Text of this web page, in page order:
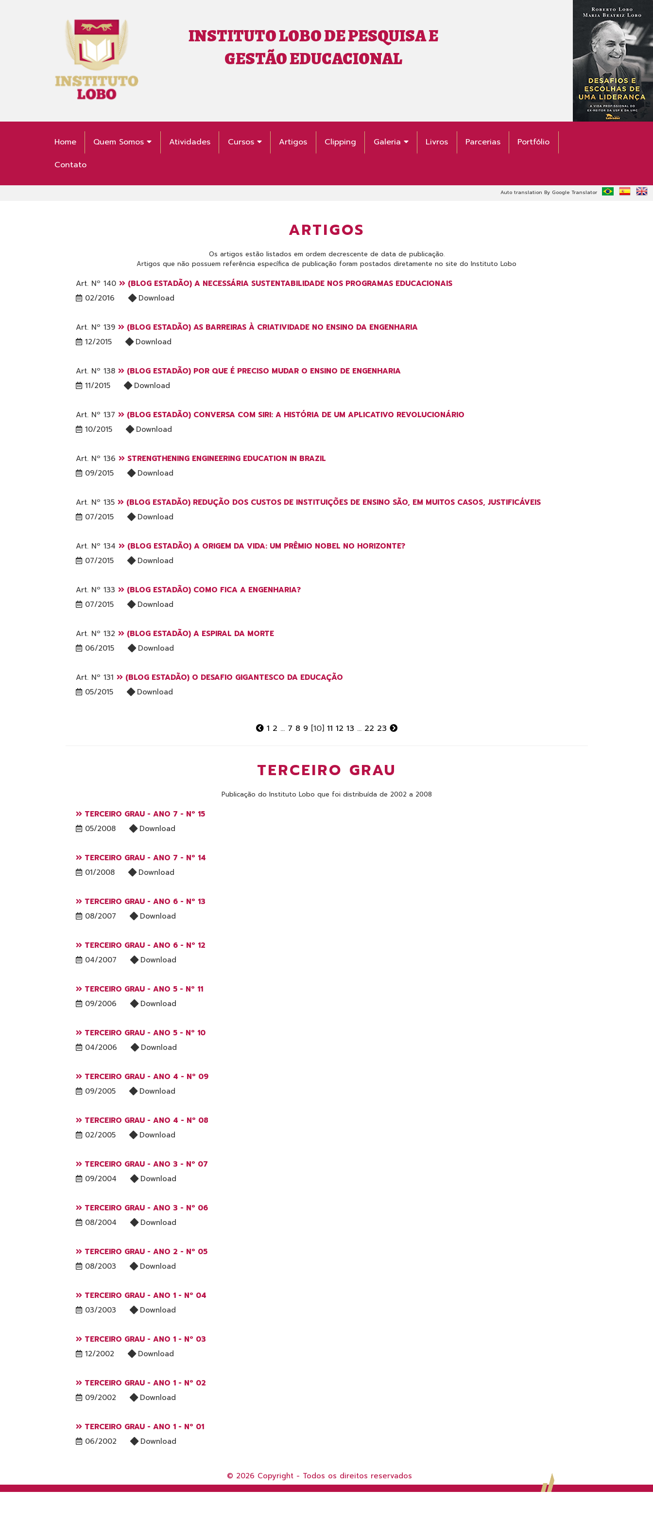
INSTITUTO LOBO DE PESQUISA E
GESTÃO EDUCACIONAL
Home Quem Somos Atividades Cursos Artigos Clipping Galeria Livros Parcerias
Portfólio
Contato
Auto translation By Google Translator
ARTIGOS
Os artigos estão listados em ordem decrescente de data de publicação.
Artigos que não possuem referência específica de publicação foram postados diretamente no site do Instituto Lobo
Art. Nº 140
(BLOG ESTADÃO) A NECESSÁRIA SUSTENTABILIDADE NOS PROGRAMAS EDUCACIONAIS
02/2016 Download
Art. Nº 139
(BLOG ESTADÃO) AS BARREIRAS À CRIATIVIDADE NO ENSINO DA ENGENHARIA
12/2015 Download
Art. Nº 138
(BLOG ESTADÃO) POR QUE É PRECISO MUDAR O ENSINO DE ENGENHARIA
11/2015 Download
Art. Nº 137
(BLOG ESTADÃO) CONVERSA COM SIRI: A HISTÓRIA DE UM APLICATIVO REVOLUCIONÁRIO
10/2015 Download
Art. Nº 136
STRENGTHENING ENGINEERING EDUCATION IN BRAZIL
09/2015 Download
Art. Nº 135
(BLOG ESTADÃO) REDUÇÃO DOS CUSTOS DE INSTITUIÇÕES DE ENSINO SÃO, EM MUITOS CASOS, JUSTIFICÁVEIS
07/2015 Download
Art. Nº 134
(BLOG ESTADÃO) A ORIGEM DA VIDA: UM PRÊMIO NOBEL NO HORIZONTE?
07/2015 Download
Art. Nº 133
(BLOG ESTADÃO) COMO FICA A ENGENHARIA?
07/2015 Download
Art. Nº 132
(BLOG ESTADÃO) A ESPIRAL DA MORTE
06/2015 Download
Art. Nº 131
(BLOG ESTADÃO) O DESAFIO GIGANTESCO DA EDUCAÇÃO
05/2015 Download
1 2 ... 7 8 9 [10] 11 12 13 ... 22 23
TERCEIRO GRAU
Publicação do Instituto Lobo que foi distribuída de 2002 a 2008
TERCEIRO GRAU - ANO 7 - Nº 15
05/2008 Download
TERCEIRO GRAU - ANO 7 - Nº 14
01/2008 Download
TERCEIRO GRAU - ANO 6 - Nº 13
08/2007 Download
TERCEIRO GRAU - ANO 6 - Nº 12
04/2007 Download
TERCEIRO GRAU - ANO 5 - Nº 11
09/2006 Download
TERCEIRO GRAU - ANO 5 - Nº 10
04/2006 Download
TERCEIRO GRAU - ANO 4 - Nº 09
09/2005 Download
TERCEIRO GRAU - ANO 4 - Nº 08
02/2005 Download
TERCEIRO GRAU - ANO 3 - Nº 07
09/2004 Download
TERCEIRO GRAU - ANO 3 - Nº 06
08/2004 Download
TERCEIRO GRAU - ANO 2 - Nº 05
08/2003 Download
TERCEIRO GRAU - ANO 1 - Nº 04
03/2003 Download
TERCEIRO GRAU - ANO 1 - Nº 03
12/2002 Download
TERCEIRO GRAU - ANO 1 - Nº 02
09/2002 Download
TERCEIRO GRAU - ANO 1 - Nº 01
06/2002 Download
© 2026 Copyright - Todos os direitos reservados